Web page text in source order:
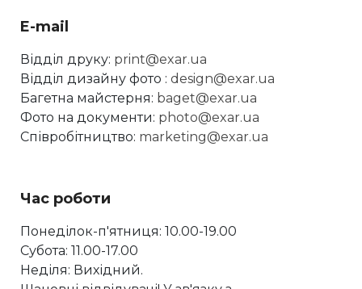
E-mail
Відділ друку: print@exar.ua
Відділ дизайну фото : design@exar.ua
Багетна майстерня: baget@exar.ua
Фото на документи: photo@exar.ua
Співробітництво: marketing@exar.ua
Час роботи
Понеділок-п'ятниця: 10.00-19.00
Субота: 11.00-17.00
Неділя: Вихідний.